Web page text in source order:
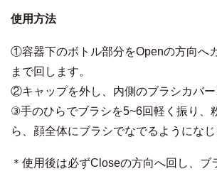
使用方法
①容器下のボトル部分をOpenの方向へ
まで回します。
②キャップを外し、内側のブラシカバー
③手のひらでブラシを5~6回軽く振り、
ら、顔全体にブラシでなでるようになじ
＊使用後は必ずCloseの方向へ回し、ブ